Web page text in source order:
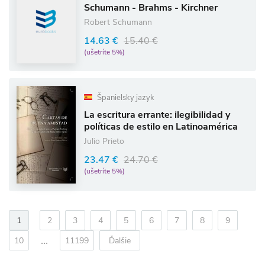
Schumann - Brahms - Kirchner
Robert Schumann
14.63 € 15.40 €
(ušetríte 5%)
Španielsky jazyk
La escritura errante: ilegibilidad y
políticas de estilo en Latinoamérica
Julio Prieto
23.47 € 24.70 €
(ušetríte 5%)
1 2 3 4 5 6 7 8
9
10
... 11199 Ďalšie